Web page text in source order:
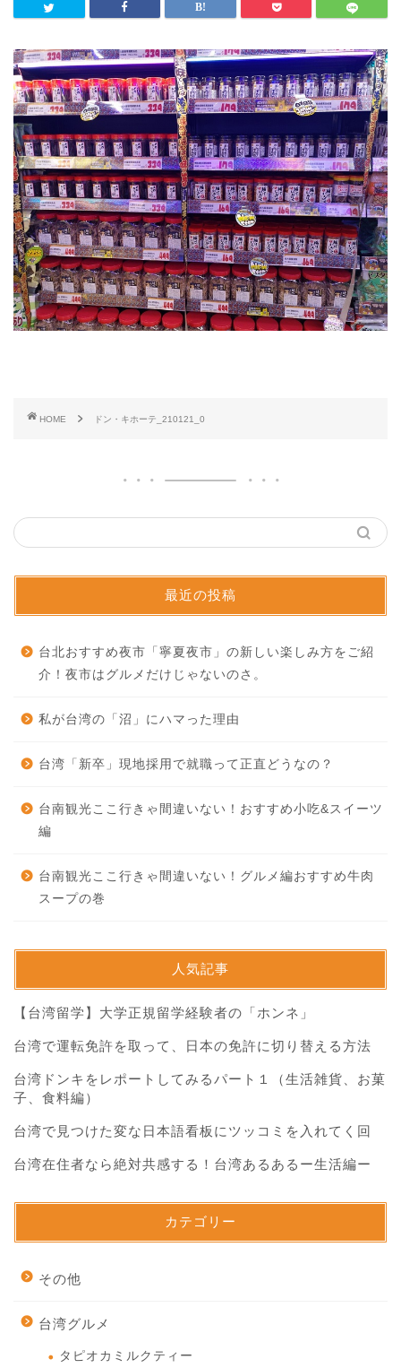
HOME ドン・キホーテ_210121_0
最近の投稿
台北おすすめ夜市「寧夏夜市」の新しい楽しみ方をご紹
介！夜市はグルメだけじゃないのさ。
私が台湾の「沼」にハマった理由
台湾「新卒」現地採用で就職って正直どうなの？
台南観光ここ行きゃ間違いない！おすすめ小吃&スイーツ
編
台南観光ここ行きゃ間違いない！グルメ編おすすめ牛肉
スープの巻
人気記事
【台湾留学】大学正規留学経験者の「ホンネ」
台湾で運転免許を取って、日本の免許に切り替える方法
台湾ドンキをレポートしてみるパート１（生活雑貨、お菓
子、食料編）
台湾で見つけた変な日本語看板にツッコミを入れてく回
台湾在住者なら絶対共感する！台湾あるあるー生活編ー
カテゴリー
その他
台湾グルメ
タピオカミルクティー